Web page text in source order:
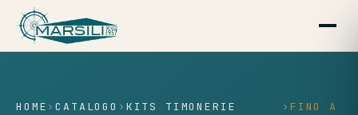
contenuto
HOME ›CATALOGO › KITS TIMONERIE
› FINO A